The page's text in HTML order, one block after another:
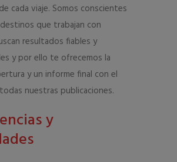
cada viaje. Somos conscientes
que trabajan con
resultados fiables y
y por ello te ofrecemos la
y un informe final con el
nuestras publicaciones.
y